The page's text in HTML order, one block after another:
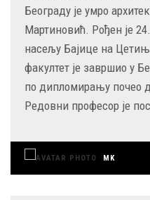
Београду је умро
Мартиновић. Рођен је
насељу Бајице на
факултет je завршио у
по дипломирању почео
Редовни професор је
MK